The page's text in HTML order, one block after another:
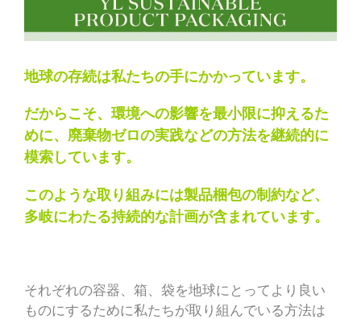
地球の存続は私たちの手にかかっています。
だからこそ、環境への影響を最小限に抑えるた
めに、廃棄物ゼロの実践などの方法を継続的に
模索しています。
このような取り組みには製品梱包の制約など、
多岐にわたる持続的な計画が含まれています。
それぞれの容器、箱、袋を地球にとってより良い
ものにするために私たちが取り組んでいる方法は